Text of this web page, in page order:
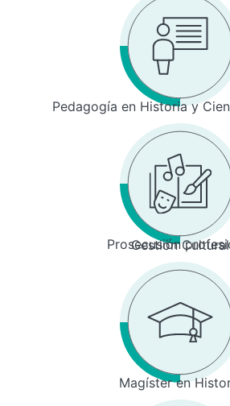
Pedagogía en Historia y
Prosecusión
Gestión Cultural
Magíster en